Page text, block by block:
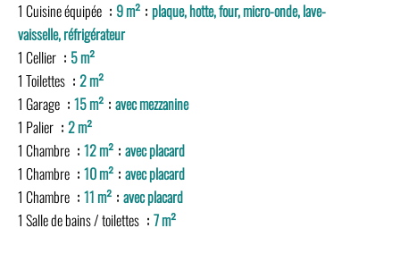
1 Cuisine équipée
9 m² plaque, hotte, four, micro-onde, lave-
vaisselle, réfrigérateur
1 Cellier
5 m²
1 Toilettes
2 m²
1 Garage
15 m² avec mezzanine
1 Palier
2 m²
1 Chambre
12 m² avec placard
1 Chambre
10 m² avec placard
1 Chambre
11 m² avec placard
1 Salle de bains / toilettes
7 m²